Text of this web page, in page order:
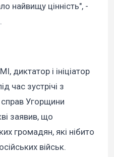
найвищу цінність", -
диктатор і ініціатор
час зустрічі з
Угорщини
заявив, що
громадян, які нібито
військ.